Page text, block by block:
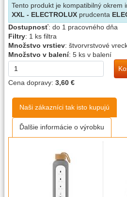
Tento produkt je kompatibilný okrem
XXL - ELECTROLUX prudcenta
Dostupnosť: do 1 pracovného dňa
Filtry: 1 ks filtra
Množstvo vrstiev: štvorvrstvové
Množstvo v balení: 5 ks v balení
Cena dopravy: 3,60 €
Naši zákazníci tak isto kupujú
Ďalšie informácie o výrobku